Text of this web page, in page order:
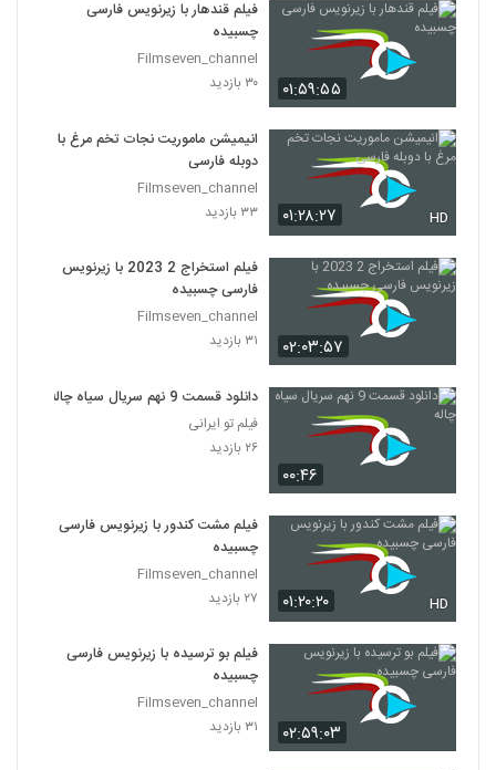
۰۱:۵۹:۵۵
فیلم قندهار با زیرنویس فارسی
چسبیده
Filmseven_channel
۳۰ بازدید
۰۱:۲۸:۲۷ HD
انیمیشن ماموریت نجات تخم مرغ با
دوبله فارسی
Filmseven_channel
۳۳ بازدید
۰۲:۰۳:۵۷
فیلم استخراج 2 2023 با زیرنویس
فارسی چسبیده
Filmseven_channel
۳۱ بازدید
۰۰:۴۶
دانلود قسمت 9 نهم سریال سیاه چاله
فیلم تو ایرانی
۲۶ بازدید
۰۱:۲۰:۲۰ HD
فیلم مشت کندور با زیرنویس فارسی
چسبیده
Filmseven_channel
۲۷ بازدید
۰۲:۵۹:۰۳
فیلم بو ترسیده با زیرنویس فارسی
چسبیده
Filmseven_channel
۳۱ بازدید